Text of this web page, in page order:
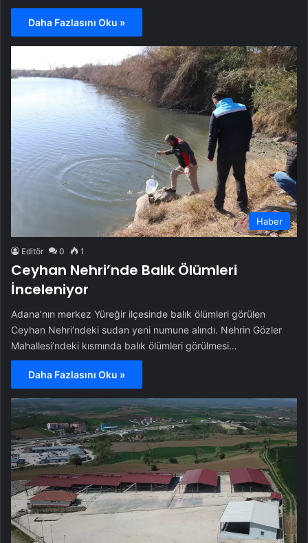
Daha Fazlasını Oku »
Haber
Editör 0 1
Ceyhan Nehri’nde Balık Ölümleri
İnceleniyor
Adana’nın merkez Yüreğir ilçesinde balık ölümleri görülen
Ceyhan Nehri’ndeki sudan yeni numune alındı. Nehrin Gözler
Mahallesi’ndeki kısmında balık ölümleri görülmesi…
Daha Fazlasını Oku »